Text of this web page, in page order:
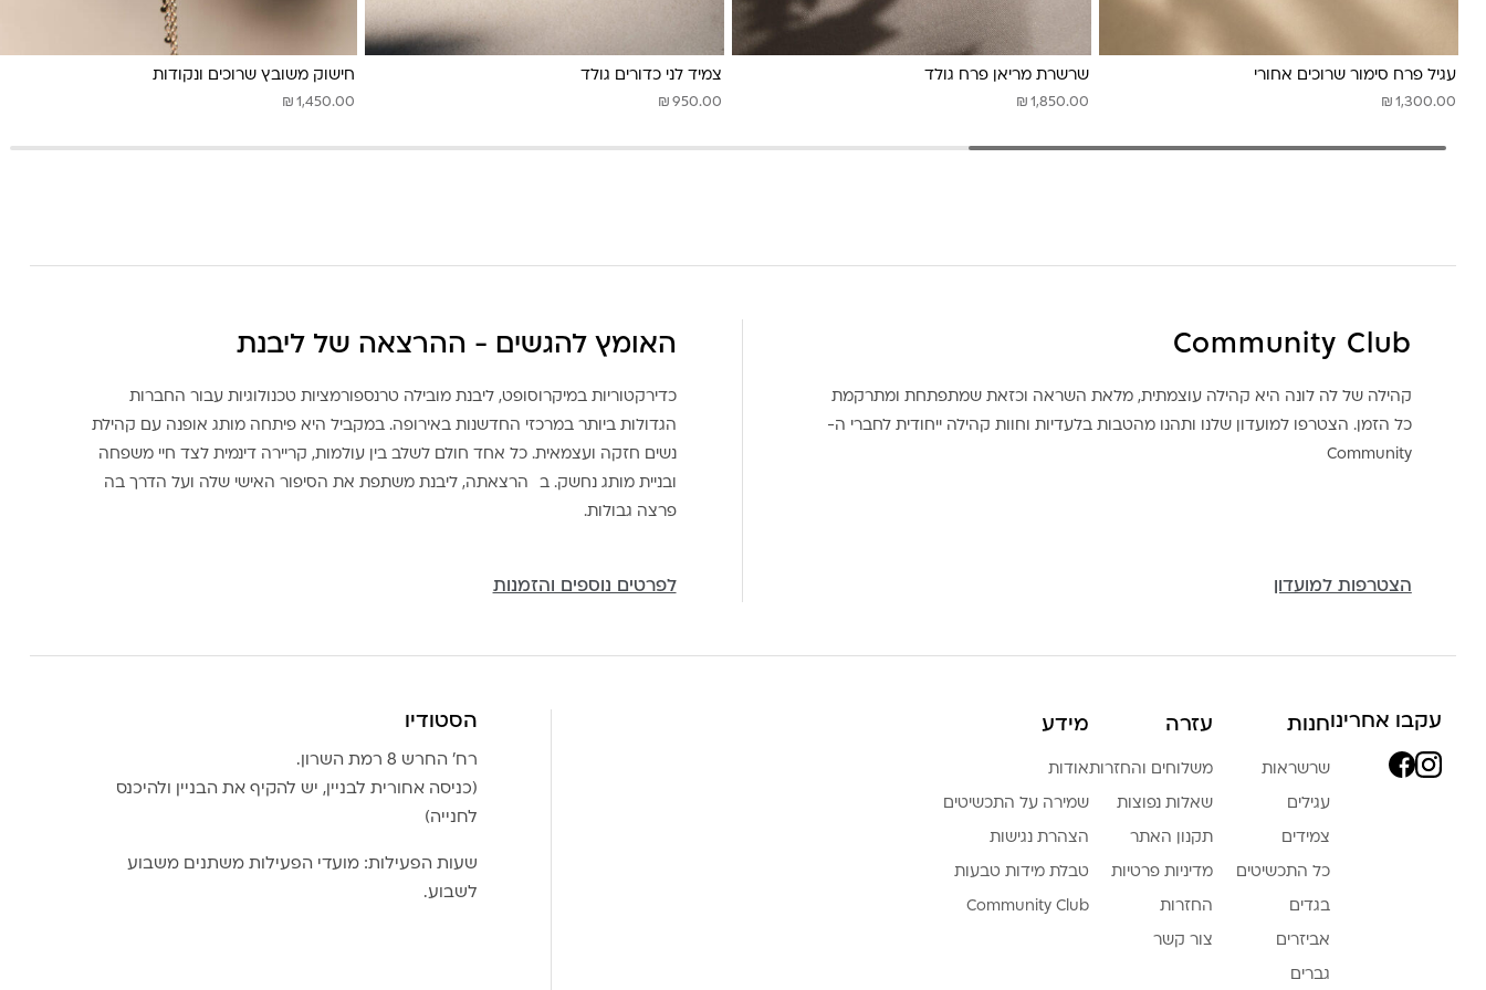
עגיל פרח סימור שרוכים אחורי
₪ 1,300.00
שרשרת מריאן פרח גולד
₪ 1,850.00
צמיד לני כדורים גולד
₪ 950.00
חישוק משובץ שרוכים ונקודות
₪ 1,450.00
Community Club
קהילה של לה לונה היא קהילה עוצמתית, מלאת השראה וכזאת שמתפתחת ומתרקמת
כל הזמן. הצטרפו למועדון שלנו ותהנו מהטבות בלעדיות וחוות קהילה ייחודית לחברי ה-
Community
הצטרפות למועדון
האומץ להגשים - ההרצאה של ליבנת
כדירקטוריות במיקרוסופט, ליבנת מובילה טרנספורמציות טכנולוגיות עבור החברות
הגדולות ביותר במרכזי החדשנות באירופה. במקביל היא פיתחה מותג אופנה עם קהילת
נשים חזקה ועצמאית. כל אחד חולם לשלב בין עולמות, קריירה דינמית לצד חיי משפחה
ובניית מותג נחשק. ב הרצאתה, ליבנת משתפת את הסיפור האישי שלה ועל הדרך בה
פרצה גבולות.
לפרטים נוספים והזמנות
עקבו אחרינוחנות
שרשראות
עגילים
צמידים
כל התכשיטים
בגדים
אביזרים
גברים
עזרה
משלוחים והחזרות
שאלות נפוצות
תקנון האתר
מדיניות פרטיות
החזרות
צור קשר
מידע
אודות
שמירה על התכשיטים
הצהרת נגישות
טבלת מידות טבעות
Community Club
הסטודיו
רח׳ החרש 8 רמת השרון.
(כניסה אחורית לבניין, יש להקיף את הבניין ולהיכנס
לחנייה)
שעות הפעילות: מועדי הפעילות משתנים משבוע
לשבוע.